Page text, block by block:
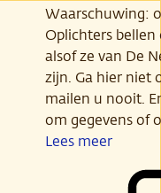
Waarschuwing:
Oplichters
alsof ze van De
zijn. Ga hier niet
mailen u nooit.
om gegevens of
Lees meer